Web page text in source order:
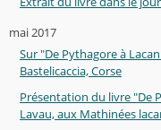
mai 2017
Sur "De Pythagore à
Bastelicaccia, Corse
Présentation du livre "De
Lavau, aux Mathinées